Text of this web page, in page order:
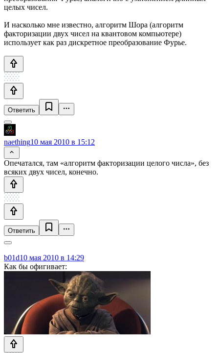
целых чисел.
И насколько мне известно, алгоритм Шора (алгоритм
факторизации двух чисел на квантовом компьютере)
использует как раз дискретное преобразование Фурье.
Ответить
naething10 мая 2010 в 15:12
Опечатался, там «алгоритм факторизации целого числа», без
всяких двух чисел, конечно.
Ответить
b01d10 мая 2010 в 14:29
Как бы офигивает: